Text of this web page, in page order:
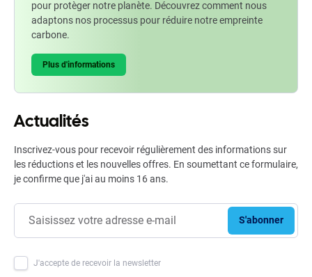
pour protèger notre planète. Découvrez comment nous
adaptons nos processus pour réduire notre empreinte
carbone.
Plus d'informations
Actualités
Inscrivez-vous pour recevoir régulièrement des informations sur
les réductions et les nouvelles offres. En soumettant ce formulaire,
je confirme que j'ai au moins 16 ans.
S'abonner
J'accepte de recevoir la newsletter